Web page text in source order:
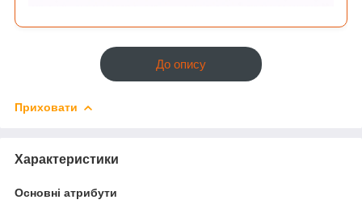
До опису
Приховати
Характеристики
Основні атрибути